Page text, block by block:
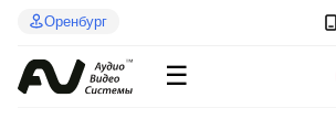
Оренбург
☰